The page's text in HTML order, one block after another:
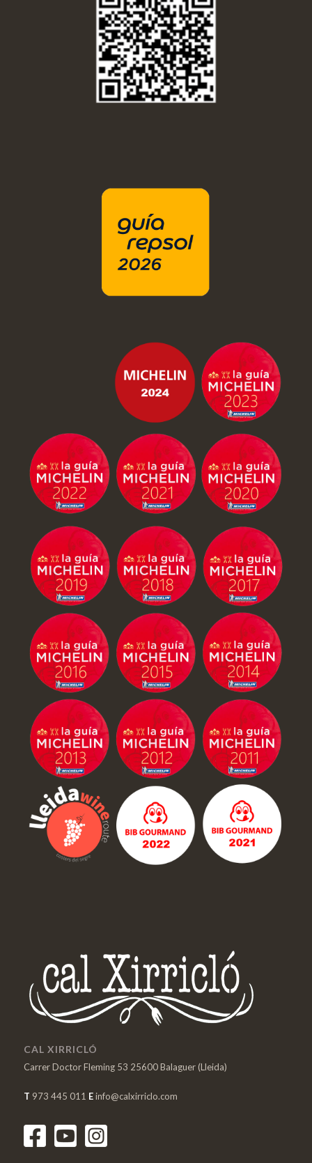
CAL XIRRICLÓ
Carrer Doctor Fleming 53 25600 Balaguer (Lleida)
T 973 445 011 Einfo@calxirriclo.com